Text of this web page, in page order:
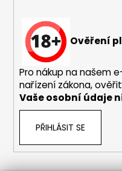
D
o
Ověření
Pro nákup na našem
nařízení zákona,
Vaše osobní údaje
PŘIHLÁSIT SE